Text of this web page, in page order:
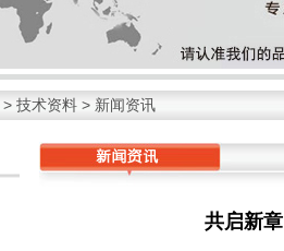
> 技术资料 > 新闻资讯
共启新